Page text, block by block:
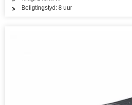
Beligtingstyd: 8 uur